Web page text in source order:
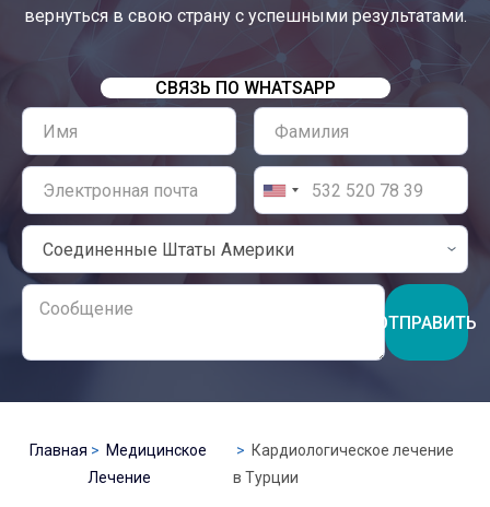
вернуться в свою страну с успешными результатами.
СВЯЗЬ ПО WHATSAPP
ОТПРАВИТЬ
Главная
Медицинское
Лечение
Кардиологическое лечение
в Турции